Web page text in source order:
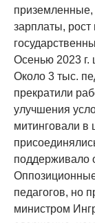
приземленные,
зарплаты, рост
Осенью 2023 г.
Около 3 тыс.
прекратили
улучшения
митинговали в
поддерживало
педагогов, но
министром